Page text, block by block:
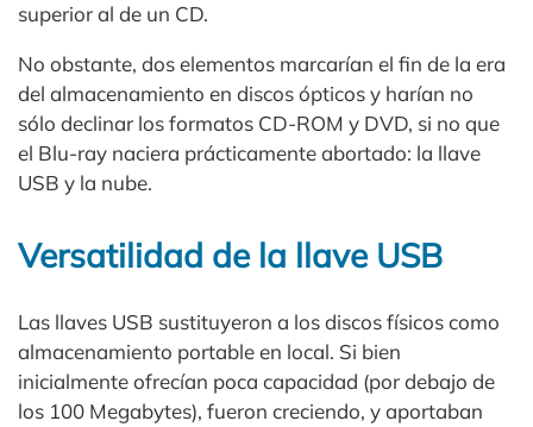
superior al de un CD.
No obstante, dos elementos marcarían el fin de la era
del almacenamiento en discos ópticos y harían no
sólo declinar los formatos CD-ROM y DVD, si no que
el Blu-ray naciera prácticamente abortado: la llave
USB y la nube.
Versatilidad de la llave USB
Las llaves USB sustituyeron a los discos físicos como
almacenamiento portable en local. Si bien
inicialmente ofrecían poca capacidad (por debajo de
los 100 Megabytes), fueron creciendo, y aportaban